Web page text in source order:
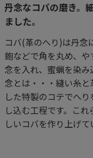
丹念なコバの磨き。
ました。
コバ(革のへり)は丹念
鉋などで角を丸め、
念を入れ、蜜蝋を染み
念とは・・・縫い糸
した特製のコテでへ
し込む工程です。こ
しいコバを作り上げて